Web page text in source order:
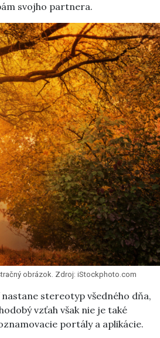
svojho partnera.
obrázok. Zdroj: iStockphoto.com
stereotyp všedného dňa,
vzťah však nie je také
portály a aplikácie.